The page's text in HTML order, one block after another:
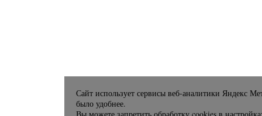
Сайт использует сервисы веб-аналитики Яндекс
было удобнее.